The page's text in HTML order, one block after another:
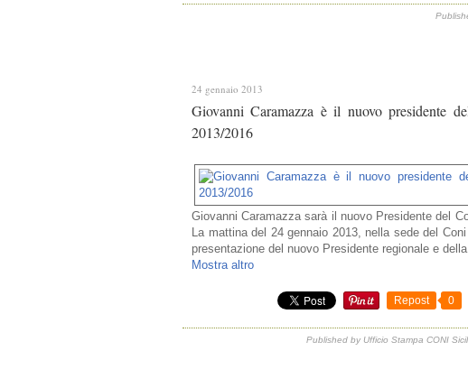
24 gennaio 2013
Giovanni Caramazza è il nuovo presidente
2013/2016
Giovanni Caramazza sarà il nuovo Presidente del
La mattina del 24 gennaio 2013, nella sede del
presentazione del nuovo Presidente regionale e
Mostra altro
Repost 0
Published by Ufficio Stampa CONI